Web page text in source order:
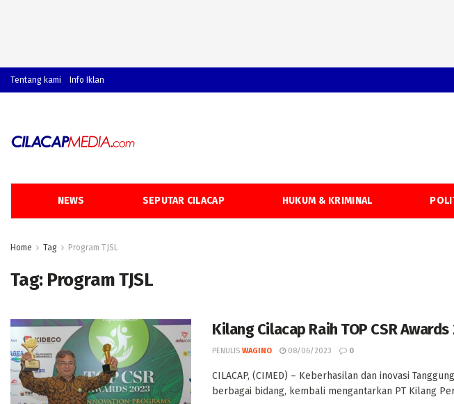
Tentang kami Info Iklan
NEWS SEPUTAR CILACAP HUKUM & KRIMINAL
Home Tag Program TJSL
Tag: Program TJSL
Kilang Cilacap Raih TOP CSR Awards
PENULIS WAGINO 08/06/2023 0
CILACAP, (CIMED) – Keberhasilan dan inovasi
berbagai bidang, kembali mengantarkan PT Kilang